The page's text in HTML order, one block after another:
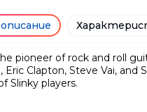
Ние ще
pioneer of rock and roll
Clapton, Steve Vai, and
Slinky players.